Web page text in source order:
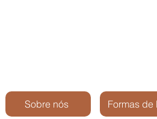
Sobre nós Formas de